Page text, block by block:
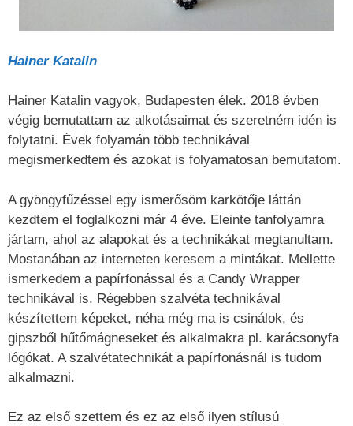
Hainer Katalin
Hainer Katalin vagyok, Budapesten élek. 2018 évben
végig bemutattam az alkotásaimat és szeretném idén is
folytatni. Évek folyamán több technikával
megismerkedtem és azokat is folyamatosan bemutatom.
A gyöngyfűzéssel egy ismerősöm karkötője láttán
kezdtem el foglalkozni már 4 éve. Eleinte tanfolyamra
jártam, ahol az alapokat és a technikákat megtanultam.
Mostanában az interneten keresem a mintákat. Mellette
ismerkedem a papírfonással és a Candy Wrapper
technikával is. Régebben szalvéta technikával
készítettem képeket, néha még ma is csinálok, és
gipszből hűtőmágneseket és alkalmakra pl. karácsonyfa
lógókat. A szalvétatechnikát a papírfonásnál is tudom
alkalmazni.
Ez az első szettem és ez az első ilyen stílusú